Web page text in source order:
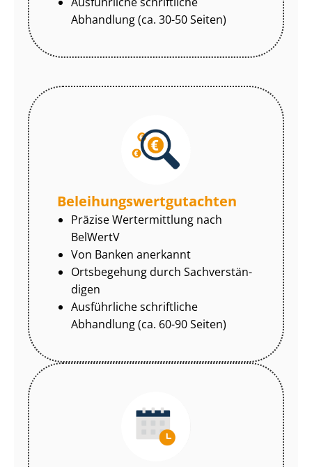
Abhandlung (ca. 30-50 Seiten)
Be­lei­hungs­wert­gut­ach­ten
Präzise Wertermittlung nach
BelWertV
Von Banken anerkannt
Ortsbegehung durch Sach­ver­stän­
di­gen
Ausführliche schriftliche
Abhandlung (ca. 60-90 Seiten)